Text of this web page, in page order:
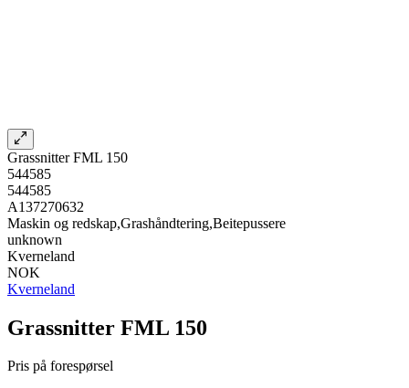
Grassnitter FML 150
544585
544585
A137270632
Maskin og redskap,Grashåndtering,Beitepussere
unknown
Kverneland
NOK
Kverneland
Grassnitter FML 150
Pris på forespørsel